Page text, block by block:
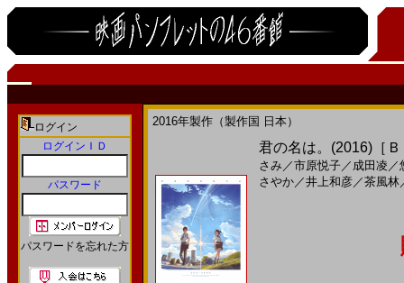
ログイン
ログインＩＤ
パスワード
パスワードを忘れた方
2016年製作（製作国 日本）
君の名は。(2016)［
さみ／市原悦子／ 成田凌 ／
さやか／井上和彦／茶風林